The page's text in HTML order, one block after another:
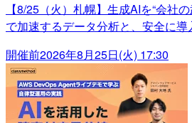
【8/25（火）札幌】生成AIを“会社
で加速するデータ分析と、安全に導
開催前2026年8月25日(火) 17:30